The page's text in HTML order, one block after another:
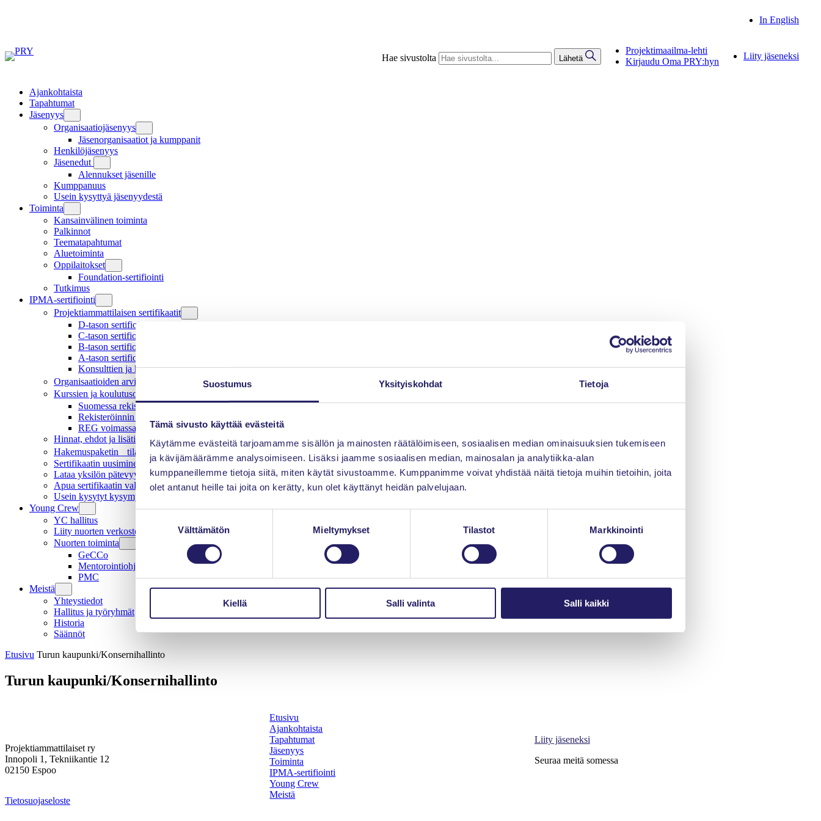
Suostumus Yksityiskohdat Tietoja
Tämä sivusto käyttää evästeitä
Käytämme evästeitä tarjoamamme sisällön ja mainosten räätälöimiseen, sosiaalisen median ominaisuuksien tukemiseen
ja kävijämäärämme analysoimiseen. Lisäksi jaamme sosiaalisen median, mainosalan ja analytiikka-alan
kumppaneillemme tietoja siitä, miten käytät sivustoamme. Kumppanimme voivat yhdistää näitä tietoja muihin tietoihin, joita
olet antanut heille tai joita on kerätty, kun olet käyttänyt heidän palvelujaan.
valinta
Välttämätön Mieltymykset Tilastot Markkinointi
Kiellä Salli valinta Salli kaikki
In English
Hae sivustolta Lähetä
Projektimaailma-lehti
Kirjaudu Oma PRY:hyn
Liity jäseneksi
Ajankohtaista
Tapahtumat
Jäsenyys
Organisaatiojäsenyys
Jäsenorganisaatiot ja kumppanit
Henkilöjäsenyys
Jäsenedut
Alennukset jäsenille
Kumppanuus
Usein kysyttyä jäsenyydestä
Toiminta
Kansainvälinen toiminta
Palkinnot
Teematapahtumat
Aluetoiminta
Oppilaitokset
Foundation-sertifiointi
Tutkimus
IPMA-sertifiointi
Projektiammattilaisen sertifikaatit
D-tason sertifiointi
C-tason sertifiointi
B-tason sertifiointi
A-tason sertifiointi
Konsulttien ja kouluttajien sertifiointi
Organisaatioiden arviointi ja sertifiointi
Kurssien ja koulutusohjelmien rekisteröinti
Suomessa rekisteröidyt koulutukset
Rekisteröinnin arviointi ja suoritus
REG voimassaolo ja uusinta
Hinnat, ehdot ja lisätiedot
Hakemuspaketin tilaus ja koeaikataulut
Sertifikaatin uusiminen
Lataa yksilön pätevyydet
Apua sertifikaatin valintaan ja aloittamiseen
Usein kysytyt kysymykset
Young Crew
YC hallitus
Liity nuorten verkostoon
Nuorten toiminta
GeCCo
Mentorointiohjelma
PMC
Meistä
Yhteystiedot
Hallitus ja työryhmät
Historia
Säännöt
Etusivu Turun kaupunki/Konsernihallinto
Turun kaupunki/Konsernihallinto
Projektiammattilaiset ry
Innopoli 1, Tekniikantie 12
02150 Espoo
Tietosuojaseloste
Etusivu
Ajankohtaista
Tapahtumat
Jäsenyys
Toiminta
IPMA-sertifiointi
Young Crew
Meistä
Liity jäseneksi
Seuraa meitä somessa